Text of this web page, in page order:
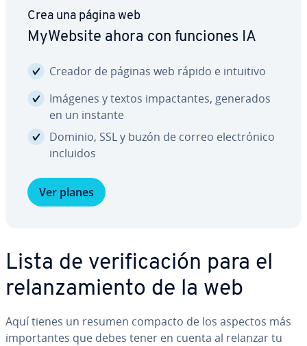
Crea una página web
MyWebsite ahora con funciones IA
Creador de páginas web rápido e intuitivo
Imágenes y textos im­pa­c­ta­n­tes, generados
en un instante
Dominio, SSL y buzón de correo ele­c­tró­ni­co
incluidos
Ver planes
Lista de ve­ri­fi­ca­ción para el
re­la­n­za­mie­n­to de la web
Aquí tienes un resumen compacto de los aspectos más
im­po­r­ta­n­tes que debes tener en cuenta al relanzar tu